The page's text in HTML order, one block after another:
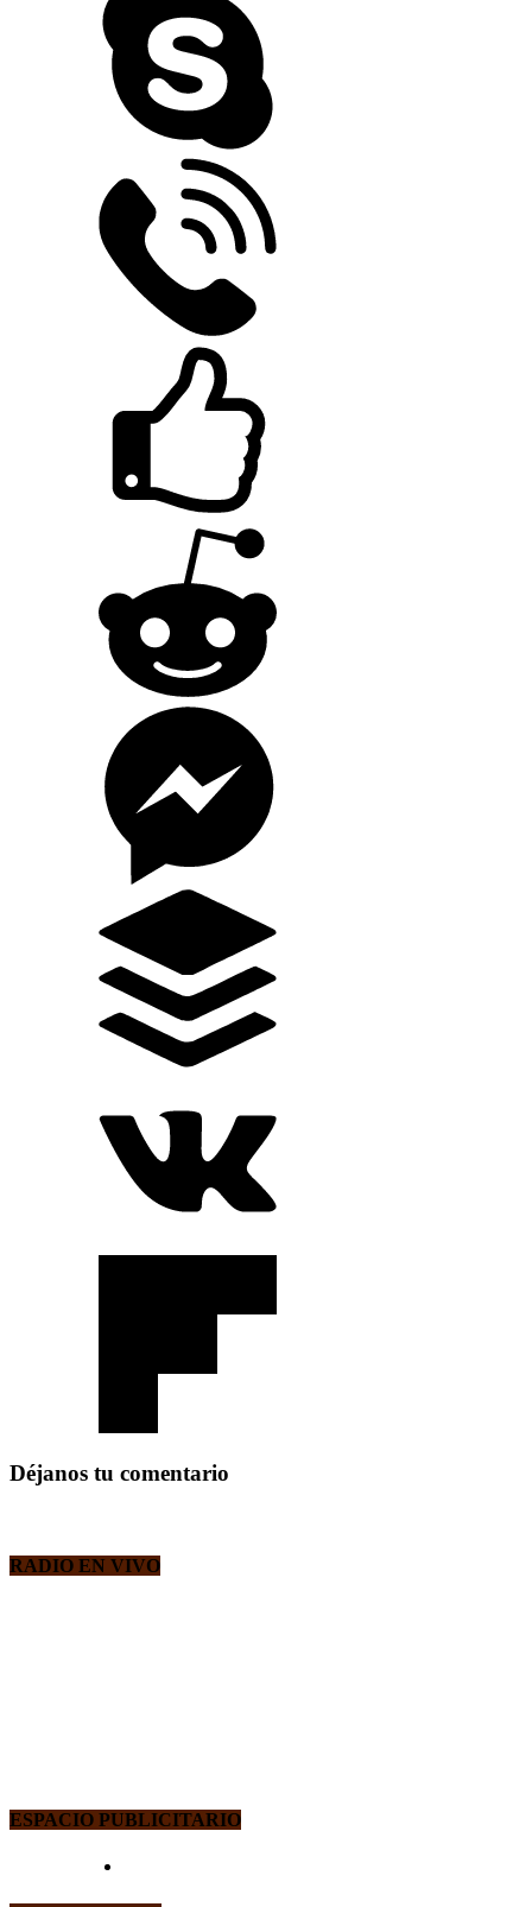
Déjanos tu comentario
RADIO EN VIVO
ESPACIO PUBLICITARIO